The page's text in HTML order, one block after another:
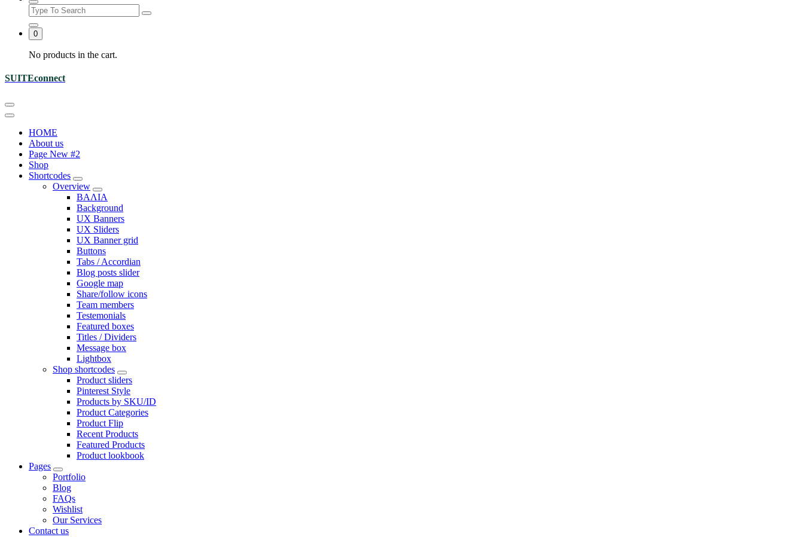
0
No products in the cart.
SUITEconnect
HOME
About us
Page New #2
Shop
Shortcodes
Overview
ΒΑΛΙΑ
Background
UX Banners
UX Sliders
UX Banner grid
Buttons
Tabs / Accordian
Blog posts slider
Google map
Share/follow icons
Team members
Testemonials
Featured boxes
Titles / Dividers
Message box
Lightbox
Shop shortcodes
Product sliders
Pinterest Style
Products by SKU/ID
Product Categories
Product Flip
Recent Products
Featured Products
Product lookbook
Pages
Portfolio
Blog
FAQs
Wishlist
Our Services
Contact us